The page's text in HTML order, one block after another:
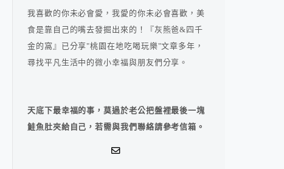
我喜歡的你未必會愛，我愛的你未必會喜歡，美
食是靠自己的嘴去發掘出來的！『灰熊爸&四千
金的窩』已分享"桃園在地吃喝玩樂"文章多年，
尋找平凡生活中的微小幸福與朋友們分享。
天底下最幸福的事，莫過於老公把盤裡最後一塊
鮭魚肚夾給自己，若需與我們聯絡請參考信箱。